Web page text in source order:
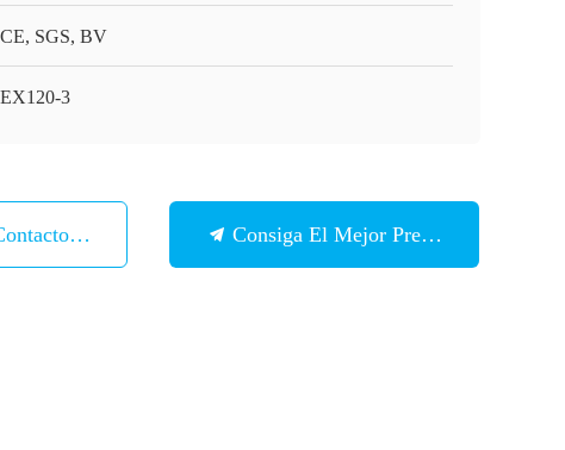
CE, SGS, BV
EX120-3
Con Consiga El Mejor Precio